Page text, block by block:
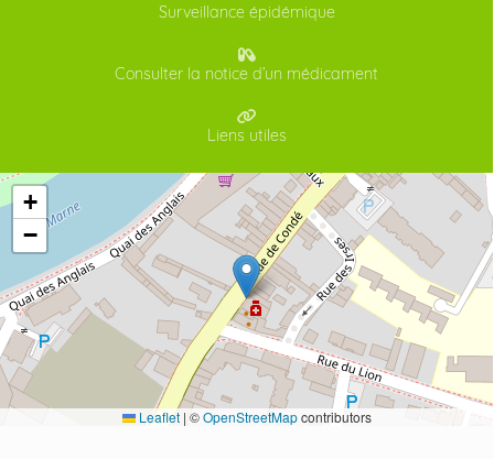
Surveillance épidémique
Consulter la notice d’un médicament
Liens utiles
+
−
Leaflet | ©OpenStreetMapcontributors